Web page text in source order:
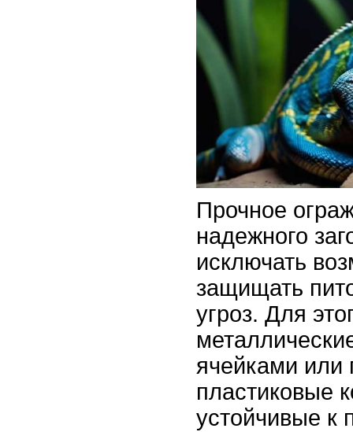
Прочное
надежного
исключать
защищать
угроз. Для
ячейками или
пластиковые
устойчивые к